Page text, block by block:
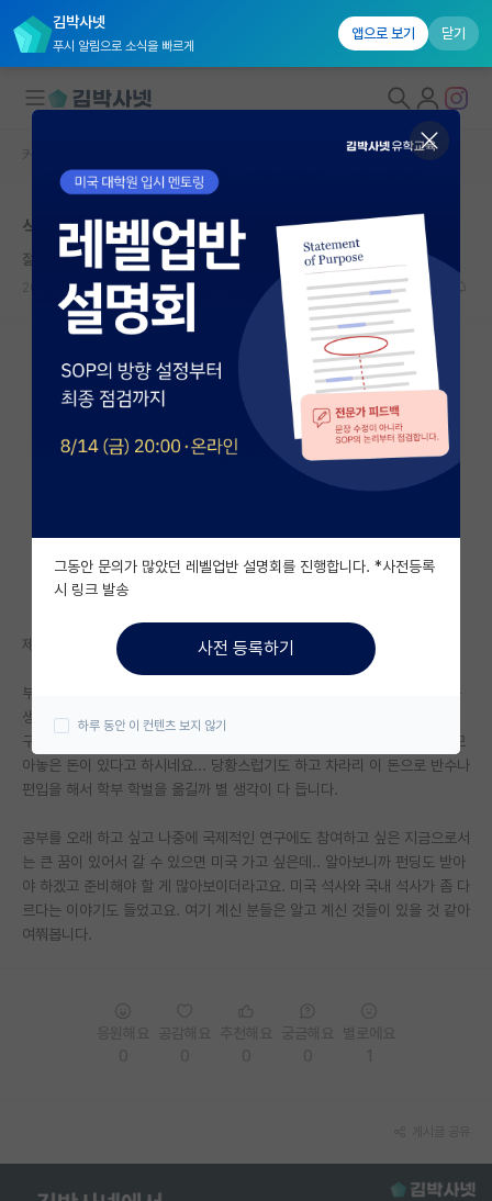
김박사넷
푸시 알림으로 소식을 빠르게
앱으로 보기 닫기
대학원생 모집
국내대학원 정보
연구실&오픈랩
커뮤니티
커뮤니티 홈
전체글보기
베스트 게시판
자유 게시판(아무개랩)
미국 유학 게시판
미국 대학원 합격 후기 게시판
대학원생 모집 게시판
연구실(PI) 홍보 게시판
석박사 채용 정보 게시판
임용 정보 게시판
학부 인턴 게시판
취업 게시판
장학금/장학생 게시판
커뮤니티 홈
석사부터 미국 대학원 진학은 많이 드문가요?
젊은 유클리드
2024.07.06 16 2718
제목 그대로 여쭤봅니다.
부산경북 중 하나 다니고 있습니다. 형편상 조금 어렵게 공부했어서 재수는
생각도 못하고 전액장학금 주는 학교로 왔습니다. 그런데 부모님이 너가 연
구에 뜻이 있는 것 같으니 대학원은 미국의 좋은 곳으로 가면 좋겠다면서 모
아놓은 돈이 있다고 하시네요... 당황스럽기도 하고 차라리 이 돈으로 반수나
편입을 해서 학부 학벌을 옮길까 별 생각이 다 듭니다.
공부를 오래 하고 싶고 나중에 국제적인 연구에도 참여하고 싶은 지금으로서
는 큰 꿈이 있어서 갈 수 있으면 미국 가고 싶은데.. 알아보니까 펀딩도 받아
야 하겠고 준비해야 할 게 많아보이더라고요. 미국 석사와 국내 석사가 좀 다
르다는 이야기도 들었고요. 여기 계신 분들은 알고 계신 것들이 있을 것 같아
여쭤봅니다.
그동안 문의가 많았던 레벨업반 설명회를 진행합니다. *사전등록
시 링크 발송
사전 등록하기
하루 동안 이 컨텐츠 보지 않기